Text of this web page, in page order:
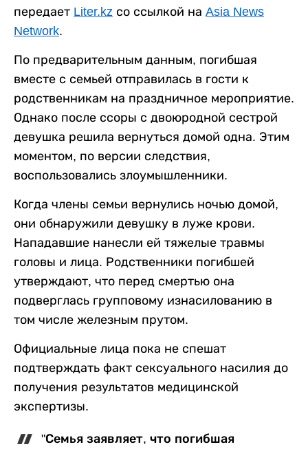
передает Liter.kz со ссылкой на Asia News
Network.
По предварительным данным, погибшая
вместе с семьей отправилась в гости к
родственникам на праздничное мероприятие.
Однако после ссоры с двоюродной сестрой
девушка решила вернуться домой одна. Этим
моментом, по версии следствия,
воспользовались злоумышленники.
Когда члены семьи вернулись ночью домой,
они обнаружили девушку в луже крови.
Нападавшие нанесли ей тяжелые травмы
головы и лица. Родственники погибшей
утверждают, что перед смертью она
подверглась групповому изнасилованию в
том числе железным прутом.
Официальные лица пока не спешат
подтверждать факт сексуального насилия до
получения результатов медицинской
экспертизы.
"Семья заявляет, что погибшая